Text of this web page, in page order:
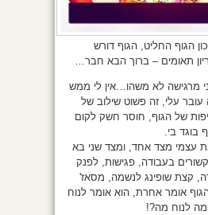
הגוף החליט, הגוף דורש
מרגישה לא משהו…אין לי ממש
עלי, זה פשוט שילוב של
של הגוף, חוסר חשק לקום
בוגד בי.
עצמי מצד אחד, ומצד שני בא
בעבודה, פגישות, לפנק
קצת שופינג לנשמה, מסאז'
אומר אחרת, הוא אומר לנוח
מה לנוח מה?!